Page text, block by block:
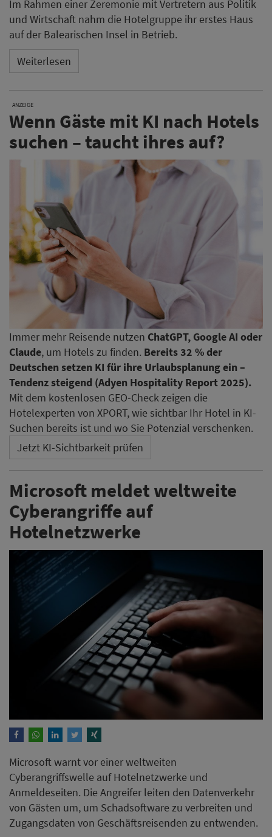
Im Rahmen einer Zeremonie mit Vertretern aus Politik
und Wirtschaft nahm die Hotelgruppe ihr erstes Haus
auf der Balearischen Insel in Betrieb.
Weiterlesen
ANZEIGE
Wenn Gäste mit KI nach Hotels
suchen – taucht ihres auf?
Immer mehr Reisende nutzen ChatGPT, Google AI oder
Claude, um Hotels zu finden. Bereits 32 % der
Deutschen setzen KI für ihre Urlaubsplanung ein –
Tendenz steigend (Adyen Hospitality Report 2025).
Mit dem kostenlosen GEO-Check zeigen die
Hotelexperten von XPORT, wie sichtbar Ihr Hotel in KI-
Suchen bereits ist und wo Sie Potenzial verschenken.
Jetzt KI-Sichtbarkeit prüfen
Microsoft meldet weltweite
Cyberangriffe auf
Hotelnetzwerke
Microsoft warnt vor einer weltweiten
Cyberangriffswelle auf Hotelnetzwerke und
Anmeldeseiten. Die Angreifer leiten den Datenverkehr
von Gästen um, um Schadsoftware zu verbreiten und
Zugangsdaten von Geschäftsreisenden zu entwenden.